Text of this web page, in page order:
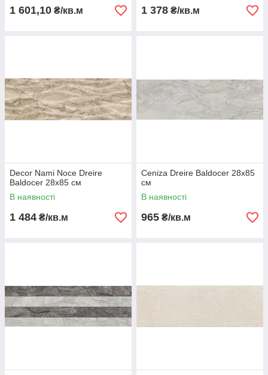
1 601,10 ₴/кв.м 1 378 ₴/кв.м
Decor Nami Noce Dreire
Baldocer 28х85 см
В наявності
1 484 ₴/кв.м
Ceniza Dreire Baldocer 28х85
см
В наявності
965 ₴/кв.м